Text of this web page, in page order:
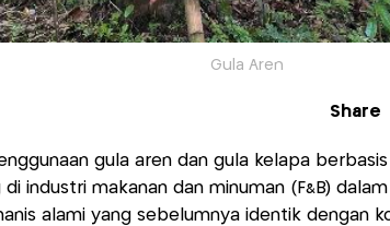
Gula Aren
Share
gula aren dan gula kelapa
industri makanan dan minuman (F&B)
alami yang sebelumnya identik dengan